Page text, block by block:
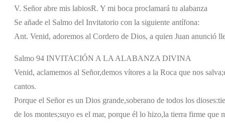
V. Señor abre mis labiosR. Y mi boca proclamará tu alabanza
Se añade el Salmo del Invitatorio con la siguiente antífona:
Ant. Venid, adoremos al Cordero de Dios, a quien Juan anunció
Salmo 94 INVITACIÓN A LA ALABANZA DIVINA
Venid, aclamemos al Señor,demos vítores a la Roca que nos salva;
cantos.
Porque el Señor es un Dios grande,soberano de todos los dioses:
de los montes;suyo es el mar, porque él lo hizo,la tierra firme que